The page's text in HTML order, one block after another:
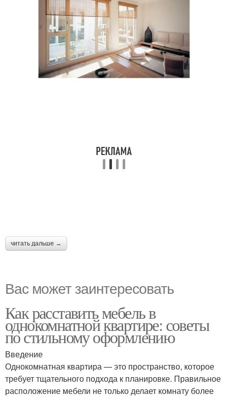
читать дальше →
Вас может заинтересовать
Как расставить мебель в
однокомнатной квартире: советы
по стильному оформлению
Введение
Однокомнатная квартира — это пространство, которое
требует тщательного подхода к планировке. Правильное
расположение мебели не только делает комнату более